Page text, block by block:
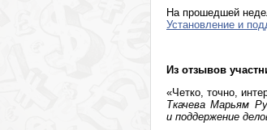
На прошедшей
Установление и
Из отзывов
«Четко, точно,
Ткачева Марьям
и поддержение